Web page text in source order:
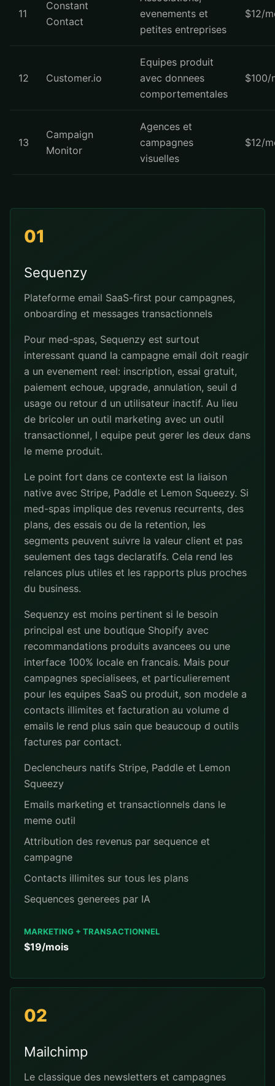
11
Constant
Contact
evenements et
petites entreprises
$12/
12 Customer.io
Equipes produit
avec donnees
comportementales
$100/
13
Campaign
Monitor
Agences et
campagnes
visuelles
$12/
01
Sequenzy
Plateforme email SaaS-first pour campagnes,
onboarding et messages transactionnels
Pour med-spas, Sequenzy est surtout
interessant quand la campagne email doit reagir
a un evenement reel: inscription, essai gratuit,
paiement echoue, upgrade, annulation, seuil d
usage ou retour d un utilisateur inactif. Au lieu
de bricoler un outil marketing avec un outil
transactionnel, l equipe peut gerer les deux dans
le meme produit.
Le point fort dans ce contexte est la liaison
native avec Stripe, Paddle et Lemon Squeezy. Si
med-spas implique des revenus recurrents, des
plans, des essais ou de la retention, les
segments peuvent suivre la valeur client et pas
seulement des tags declaratifs. Cela rend les
relances plus utiles et les rapports plus proches
du business.
Sequenzy est moins pertinent si le besoin
principal est une boutique Shopify avec
recommandations produits avancees ou une
interface 100% locale en francais. Mais pour
campagnes specialisees, et particulierement
pour les equipes SaaS ou produit, son modele a
contacts illimites et facturation au volume d
emails le rend plus sain que beaucoup d outils
factures par contact.
Declencheurs natifs Stripe, Paddle et Lemon
Squeezy
Emails marketing et transactionnels dans le
meme outil
Attribution des revenus par sequence et
campagne
Contacts illimites sur tous les plans
Sequences generees par IA
MARKETING + TRANSACTIONNEL
$19/mois
02
Mailchimp
Le classique des newsletters et campagnes